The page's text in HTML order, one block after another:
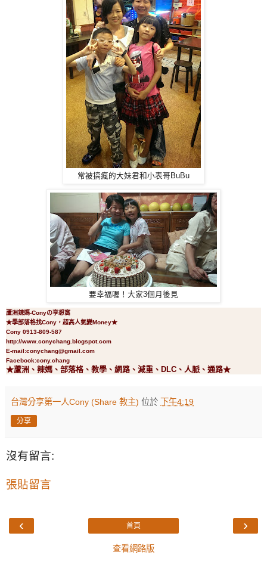
常被搞瘋的大妹君和小表哥BuBu
要幸福喔！大家3個月後見
蘆洲辣媽-Conyの享想窩
★學部落格找Cony，超高人氣變Money★
Cony 0913-809-587
http://www.conychang.blogspot.com
E-mail:conychang@gmail.com
Facebook:cony.chang
★蘆洲、辣媽、部落格、教學、網路、減重、DLC、人脈、通路★
台灣分享第一人Cony (Share 教主) 位於 下午4:19
分享
沒有留言:
張貼留言
‹ ›
首頁
查看網路版